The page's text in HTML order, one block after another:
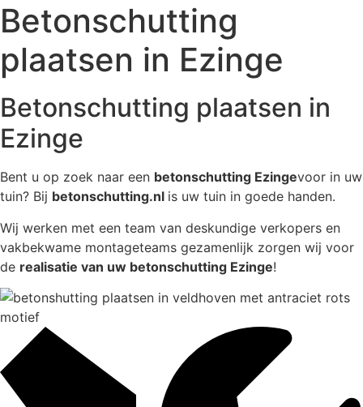
Betonschutting
plaatsen in Ezinge
Betonschutting plaatsen in
Ezinge
Bent u op zoek naar een betonschutting Ezingevoor in uw
tuin? Bij betonschutting.nl is uw tuin in goede handen.
Wij werken met een team van deskundige verkopers en
vakbekwame montageteams gezamenlijk zorgen wij voor
de realisatie van uw betonschutting Ezinge!